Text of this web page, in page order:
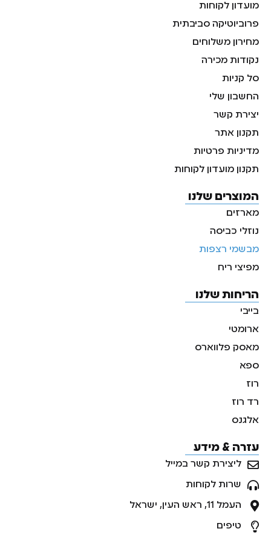
מועדון לקוחות
פרוביוטיקה סביבתית
מחירון משלוחים
נקודות מכירה
סל קניות
החשבון שלי
יצירת קשר
תקנון אתר
מדיניות פרטיות
תקנון מועדון לקוחות
המוצרים שלנו
מארזים
נוזלי כביסה
מבשמי רצפות
מפיצי ריח
הריחות שלנו
בייבי
ארומטי
מאסק פלווארס
ספא
רוז
רד רוז
אלגנס
עזרה & מידע
ליצירת קשר במייל
שרות לקוחות
העמל 11, ראש העין, ישראל
טיפים